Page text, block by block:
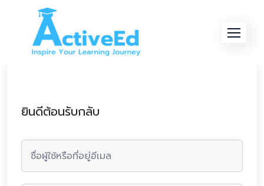
content
ยินดีต้อนรับกลับ